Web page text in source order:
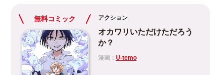
無料コミック アクション
オカワリいただけただろう
か？
漫画： U-temo